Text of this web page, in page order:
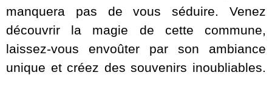
manquera pas de vous séduire. Venez
découvrir la magie de cette commune,
laissez-vous envoûter par son ambiance
unique et créez des souvenirs inoubliables.